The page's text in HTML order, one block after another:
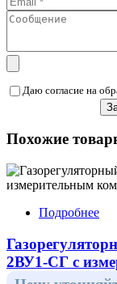
Даю согласие на
Похожие
Подробнее
2ВУ1-СГ с